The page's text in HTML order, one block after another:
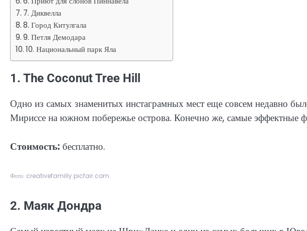
7. Диквелла
8. Город Китулгала
9. Петля Демодара
10. Национальный парк Яла
1. The Coconut Tree Hill
Одно из самых знаменитых инстаграмных мест еще совсем недавно
Мириссе на южном побережье острова. Конечно же, самые эффектные
Стоимость: бесплатно.
Фото: creativefamilly.picfair.com
2. Маяк Дондра